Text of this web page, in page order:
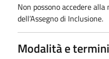
Non possono accedere
dell’Assegno di Inclusione.
Modalità e